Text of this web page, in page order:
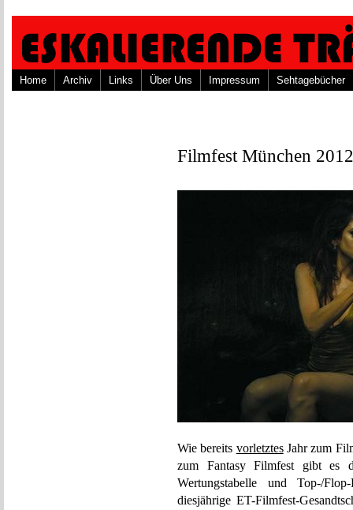
Home Archiv Links Über Uns Impressum Sehtagebücher
Filmfest München
Wie bereits vorletztesJahr zum
zum Fantasy Filmfest gibt es
Wertungstabelle und Top-/
diesjährige ET-Filmfest-